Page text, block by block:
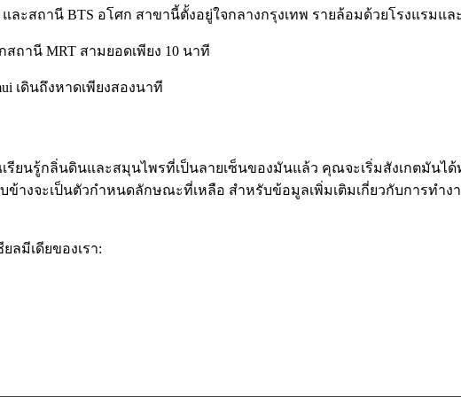
และสถานี BTS อโศก สาขานี้ตั้งอยู่ใจกลางกรุงเทพ รายล้อมด้วยโรงแรมแ
ถานี MRT สามยอดเพียง 10 นาที
เดินถึงหาดเพียงสองนาที
ยนรู้กลิ่นดินและสมุนไพรที่เป็นลายเซ็นของมันแล้ว คุณจะเริ่มสังเกตมันไ
งจะเป็นตัวกำหนดลักษณะที่เหลือ สำหรับข้อมูลเพิ่มเติมเกี่ยวกับการทำง
ลมีเดียของเรา: